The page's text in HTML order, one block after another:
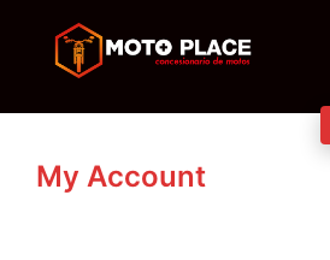
contenido
My Account